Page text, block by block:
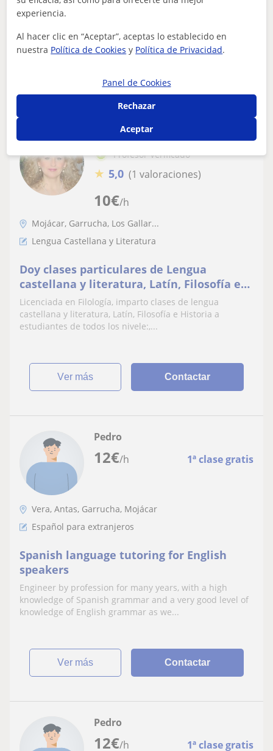
1° de bachillerato a los que le fue muy bien mi ayuda.
10€/h
Mari Carmen
Profesor Verificado
★ 5,0 (1 valoraciones)
Mojácar, Garrucha, Los Gallar...
Lengua Castellana y Literatura
Doy clases particulares de Lengua
castellana y literatura, Latín, Filosofía e
Historia
Licenciada en Filología, imparto clases de lengua
castellana y literatura, Latín, Filosofía e Historia a
estudiantes de todos los nivele:,...
ver más Contactar
12€/h 1ª clase gratis
Pedro
Vera, Antas, Garrucha, Mojácar
Español para extranjeros
Spanish language tutoring for English
speakers
Engineer by profession for many years, with a high
knowledge of Spanish grammar and a very good level of
knowledge of English grammar as we...
ver más Contactar
12€/h 1ª clase gratis
Pedro
experiencia.
Al hacer clic en “Aceptar”, aceptas lo establecido en
nuestra Política de Cookies y Política de Privacidad.
Panel de Cookies
Rechazar
Aceptar